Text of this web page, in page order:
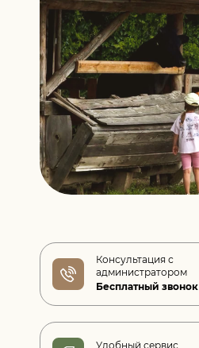
Консультация с
администратором
Бесплатный звонок
Удобный сервис